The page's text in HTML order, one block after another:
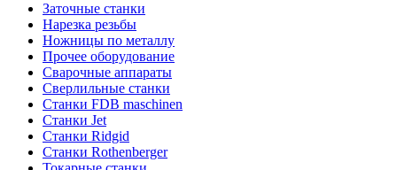
Заточные станки
Нарезка резьбы
Ножницы по металлу
Прочее оборудование
Сварочные аппараты
Сверлильные станки
Станки FDB maschinen
Станки Jet
Станки Ridgid
Станки Rothenberger